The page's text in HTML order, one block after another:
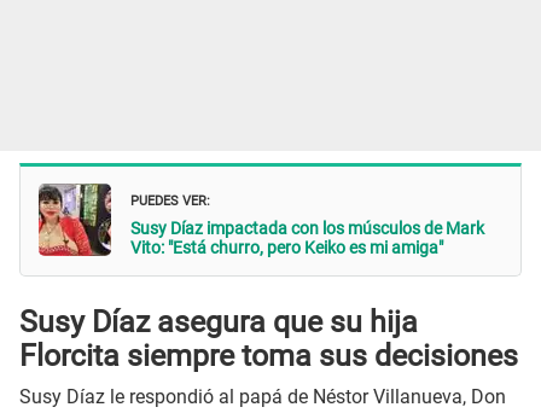
PUEDES VER:
Susy Díaz impactada con los músculos de Mark
Vito: "Está churro, pero Keiko es mi amiga"
Susy Díaz asegura que su hija
Florcita siempre toma sus decisiones
Susy Díaz le respondió al papá de Néstor Villanueva, Don